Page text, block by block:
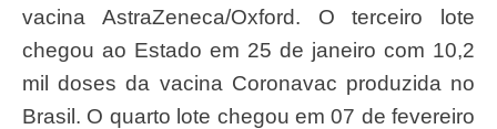
vacina AstraZeneca/Oxford. O terceiro lote
chegou ao Estado em 25 de janeiro com 10,2
mil doses da vacina Coronavac produzida no
Brasil. O quarto lote chegou em 07 de fevereiro